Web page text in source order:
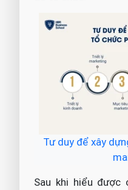
Tư duy để xây
Sau khi hiểu được